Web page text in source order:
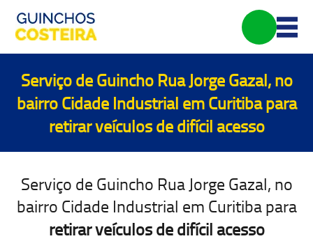
Serviço de Guincho Rua Jorge Gazal, no
bairro Cidade Industrial em Curitiba para
retirar veículos de difícil acesso
Serviço de Guincho Rua Jorge Gazal, no
bairro Cidade Industrial em Curitiba para
retirar veículos de difícil acesso